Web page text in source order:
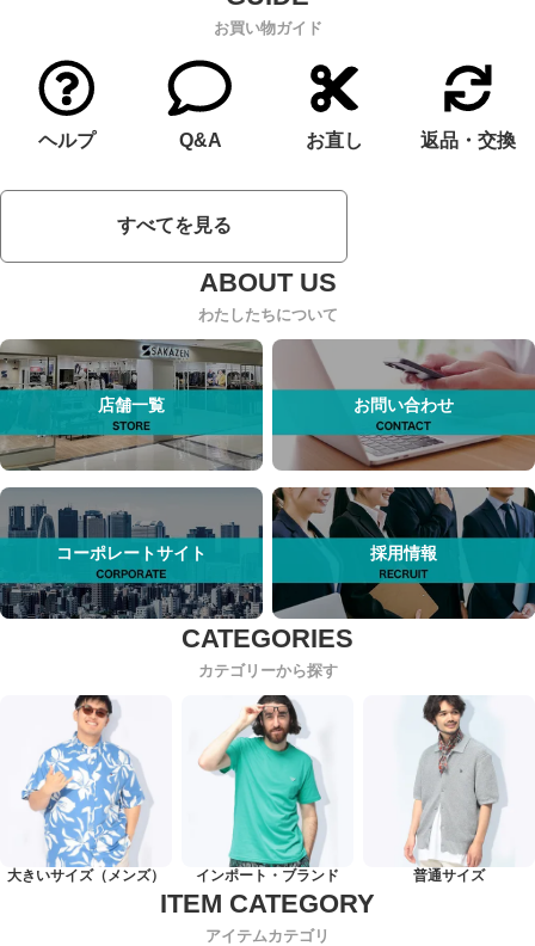
お買い物ガイド
ヘルプ Q&A お直し 返品・交換
すべてを見る
わたしたちについて
店舗一覧 お問い合わせ
コーポレートサイト 採用情報
カテゴリーから探す
大きいサイズ（メンズ） インポート・ブランド 普通サイズ
アイテムカテゴリ